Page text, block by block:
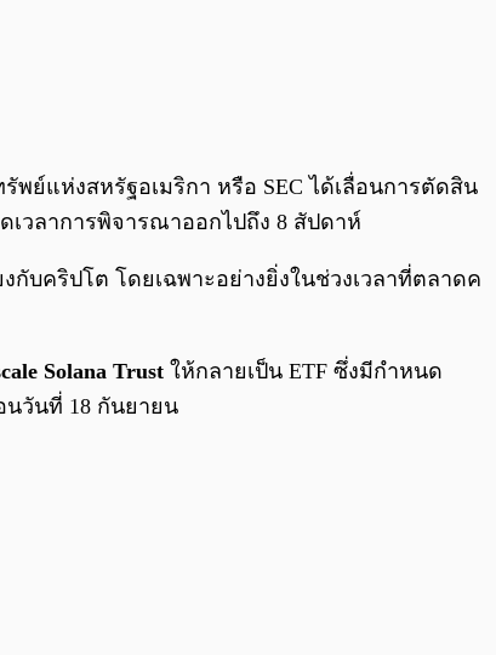
0:00/
ย์แห่งสหรัฐอเมริกา หรือ SEC ได้เลื่อนการตัดสิน
เวลาการพิจารณาออกไปถึง 8 สัปดาห์
บคริปโต โดยเฉพาะอย่างยิ่งในช่วงเวลาที่ตลาดค
Solana Trust ให้กลายเป็น ETF ซึ่งมีกำหนด
นวันที่ 18 กันยายน